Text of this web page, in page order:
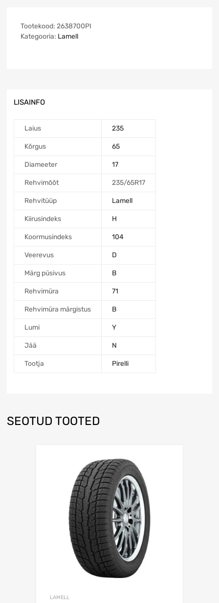
Tootekood: 2638700PI
Kategooria: Lamell
LISAINFO
Laius 235
Kõrgus 65
Diameeter 17
Rehvimõõt 235/65R17
Rehvitüüp Lamell
Kiirusindeks H
Koormusindeks 104
Veerevus D
Märg püsivus B
Rehvimüra 71
Rehvimüra märgistus B
Lumi Y
Jää N
Tootja Pirelli
SEOTUD TOOTED
LAMELL